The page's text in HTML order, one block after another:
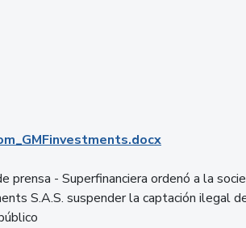
prensa - Superfinanciera ordenó a la
S.A.S. suspender la captación ilegal